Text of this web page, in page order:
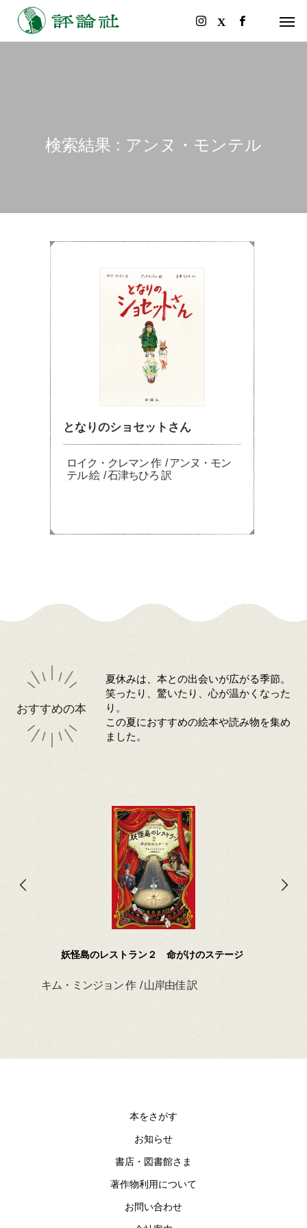
検索結果 : アンヌ・モンテル
となりのショセットさん
ロイク・クレマン 作 / アンヌ・モン
テル 絵 / 石津ちひろ 訳
おすすめの本
夏休みは、本との出会いが広がる季節。
笑ったり、驚いたり、心が温かくなった
り。
この夏におすすめの絵本や読み物を集め
ました。
妖怪島のレストラン２ 命がけのステージ
キム・ミンジョン 作 / 山岸由佳 訳
本をさがす
お知らせ
書店・図書館さま
著作物利用について
お問い合わせ